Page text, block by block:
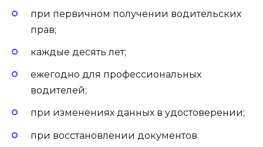
при первичном получении водительских
прав;
каждые десять лет;
ежегодно для профессиональных
водителей;
при изменениях данных в удостоверении;
при восстановлении документов.